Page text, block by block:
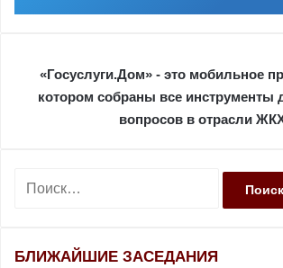
«Госуслуги.Дом» - это мобильное
котором собраны все инструменты
вопросов в отрасли
и
БЛИЖАЙШИЕ ЗАСЕДАНИЯ